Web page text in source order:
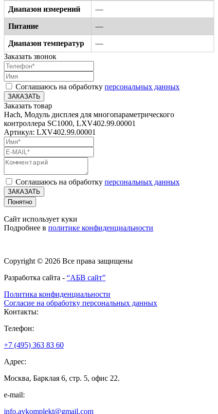
Диапазон измерений —
Питание —
Диапазон температур
—
Заказать звонок
Соглашаюсь на обработку персональных данных
ЗАКАЗАТЬ
Заказать товар
Hach, Модуль дисплея для многопараметрического
контроллера SC1000, LXV402.99.00001
Артикул: LXV402.99.00001
Соглашаюсь на обработку персональных данных
ЗАКАЗАТЬ
Понятно
Сайт использует куки
Подробнее в политике конфиденциальности
Copyright © 2026 Все права защищены
Разработка сайта - “АБВ сайт”
Политика конфиденциальности
Согласие на обработку персональных данных
Контакты:
Телефон:
+7 (495) 363 83 60
Адрес:
Москва, Барклая 6, стр. 5, офис 22.
e-mail:
info.avkomplekt@gmail.com